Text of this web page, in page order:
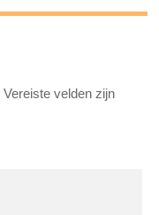
Vereiste velden zijn